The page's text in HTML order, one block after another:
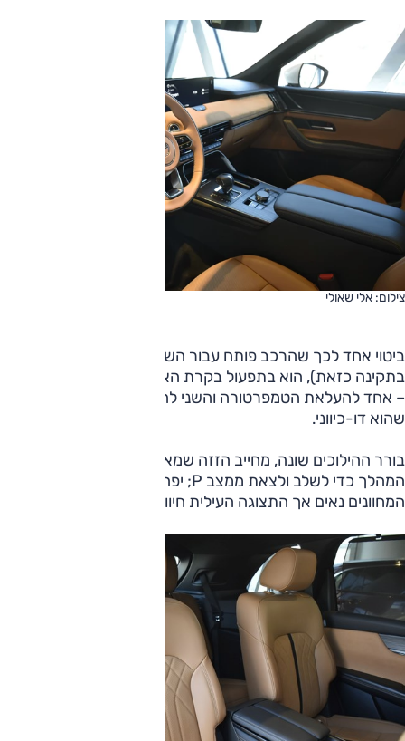
צילום: אלי שאולי
ביטוי אחד לכך שהרכב פותח עבור השוק הצפון-אמריקאי (ומגיע
בתקינה כזאת), הוא בתפעול בקרת האקלים. בכל צד שני מתגים
– אחד להעלאת הטמפרטורה והשני להורדתה במקום אחד
שהוא דו-כיווני.
בורר ההילוכים שונה, מחייב הזזה שמאלה או ימינה בקצה
המהלך כדי לשלב ולצאת ממצב P; יפה אבל דורש תשומת לב.
המחוונים נאים אך התצוגה העילית חיוורת.